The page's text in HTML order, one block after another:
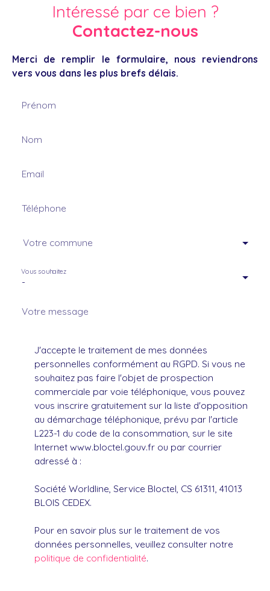
Intéressé par ce bien ?
Contactez-nous
Merci de remplir le formulaire, nous reviendrons
vers vous dans les plus brefs délais.
Prénom
Nom
Email
Téléphone
Votre commune
-
Vous souhaitez
Votre message
J'accepte le traitement de mes données
personnelles conformément au RGPD. Si vous ne
souhaitez pas faire l'objet de prospection
commerciale par voie téléphonique, vous pouvez
vous inscrire gratuitement sur la liste d'opposition
au démarchage téléphonique, prévu par l'article
L223-1 du code de la consommation, sur le site
Internet www.bloctel.gouv.fr ou par courrier
adressé à :
Société Worldline, Service Bloctel, CS 61311, 41013
BLOIS CEDEX.
Pour en savoir plus sur le traitement de vos
données personnelles, veuillez consulter notre
politique de confidentialité.